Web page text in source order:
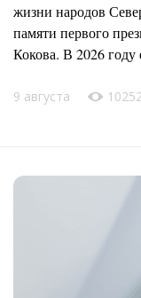
жизни народов
памяти первого
Кокова. В 2026
9 августа